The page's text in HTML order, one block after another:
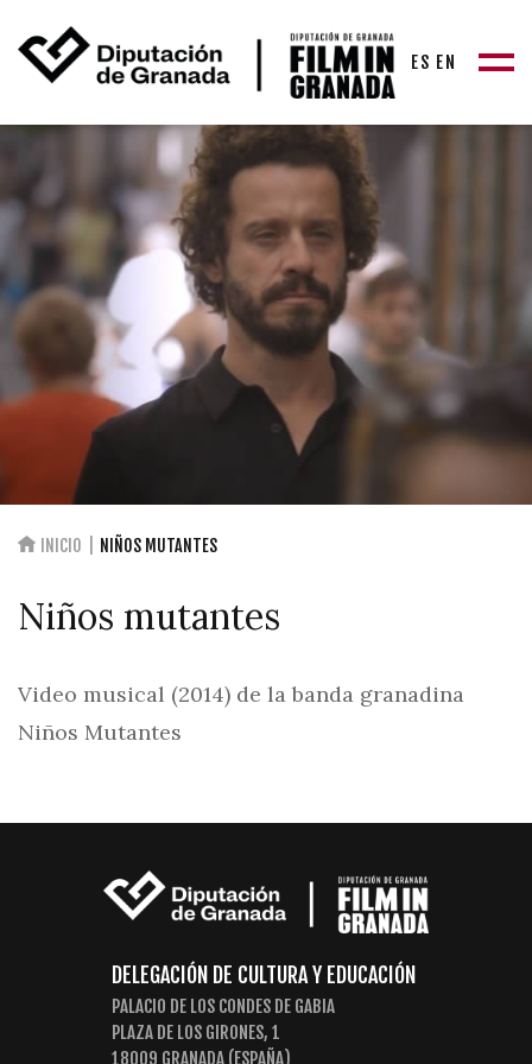
ES EN
INICIO NIÑOS MUTANTES
Niños mutantes
Video musical (2014) de la banda granadina
Niños Mutantes
DELEGACIÓN DE CULTURA Y EDUCACIÓN
PALACIO DE LOS CONDES DE GABIA
PLAZA DE LOS GIRONES, 1
18009 GRANADA (ESPAÑA)